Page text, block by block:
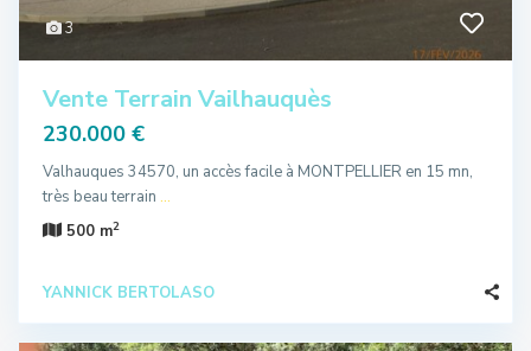
3
Vente Terrain Vailhauquès
230.000 €
Valhauques 34570, un accès facile à MONTPELLIER en 15 mn,
très beau terrain ...
500 m2
YANNICK BERTOLASO